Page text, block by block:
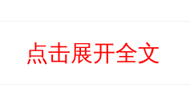
年6月1日8:00至6
点击展开全文